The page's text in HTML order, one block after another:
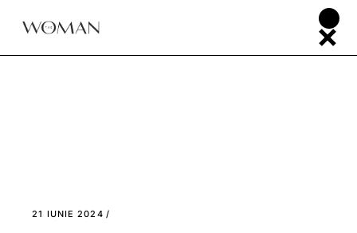
21 IUNIE 2024